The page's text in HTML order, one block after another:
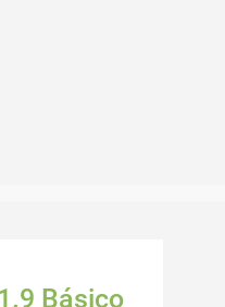
Básico